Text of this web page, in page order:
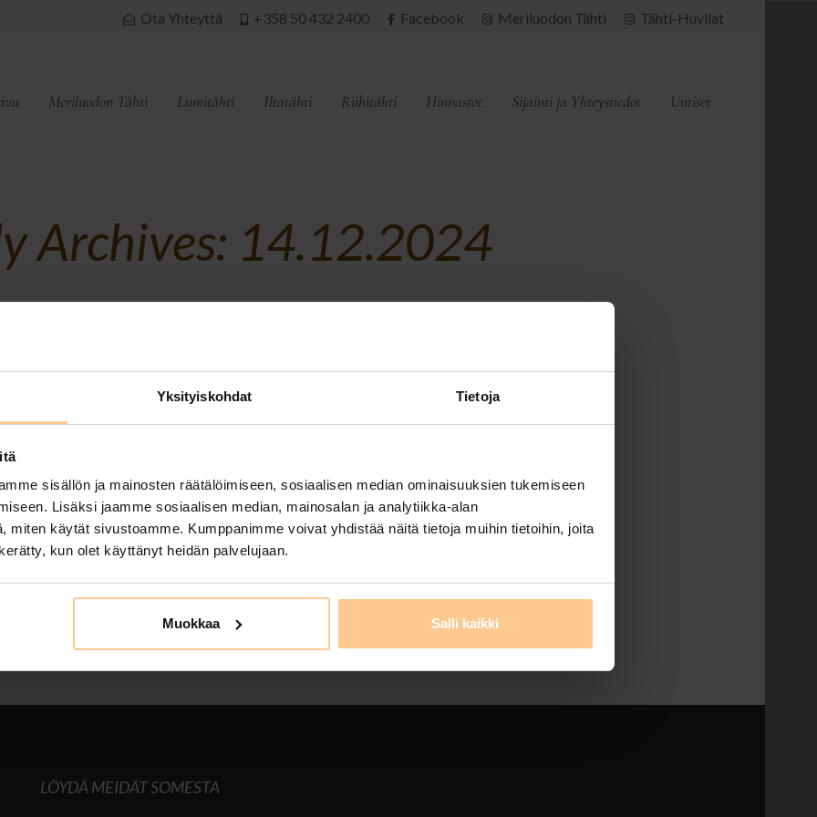
Yksityiskohdat Tietoja
sisällön ja mainosten räätälöimiseen, sosiaalisen median ominaisuuksien tukemiseen
Lisäksi jaamme sosiaalisen median, mainosalan ja analytiikka-alan
miten käytät sivustoamme. Kumppanimme voivat yhdistää näitä tietoja muihin tietoihin, joita
kun olet käyttänyt heidän palvelujaan.
Muokkaa Salli kaikki
Ota Yhteyttä +358 50 432 2400 Facebook Meriluodon Tähti Tähti-Huvilat
Meriluodon Tähti Lumitähti Iltatähti Riihitähti Hinnastot Sijainti ja Yhteystiedot Uutiset
Archives: 14.12.2024
on14.12.2024
tyylikäs ja rauhallinen merenrantahuvila Kustavissa! Tervetuloa
Tähti-Huviloille. Meriluodon Tähti-huvilassa tasokkuus ja tyylikkyys
rauhan. Huvila sopii täydellisesti esimerkiksi kolmen pariskunnan uuden vuoden
kuusi vuodepaikkaa, väljät yhteiset tilat, puusauna …
Read More
laadukas huvila,majoitus kustavissa,mökki kustavissa,mökkiloma,saaristo,tähtihuvilat,tahtihuvilat,
vuoden tarjous,uusi vuosi
LÖYDÄ MEIDÄT SOMESTA